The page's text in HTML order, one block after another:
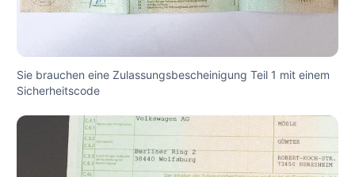
Sie brauchen eine Zulassungsbescheinigung Teil 1 mit einem
Sicherheitscode